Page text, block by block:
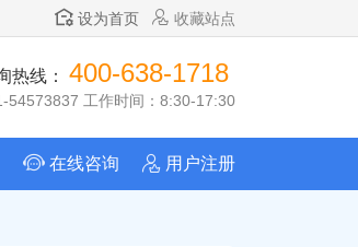
设为首页 收藏站点
热线： 400-638-1718
54573837 工作时间：8:30-17:30
在线咨询 用户注册